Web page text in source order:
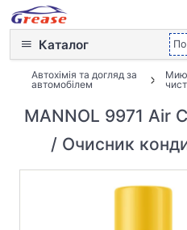
Каталог
Автохімія та догляд за
автомобілем
MANNOL 9971 Air
/ Очисник